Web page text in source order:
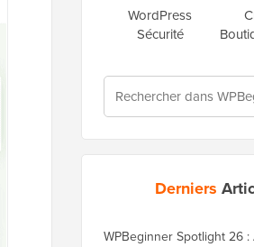
WordPress
Sécurité
Derniers
WPBeginner Spotlight 26